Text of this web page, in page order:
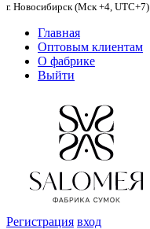
г. Новосибирск (Мск +4, UTC+7)
Главная
Оптовым клиентам
О фабрике
Выйти
Регистрация вход